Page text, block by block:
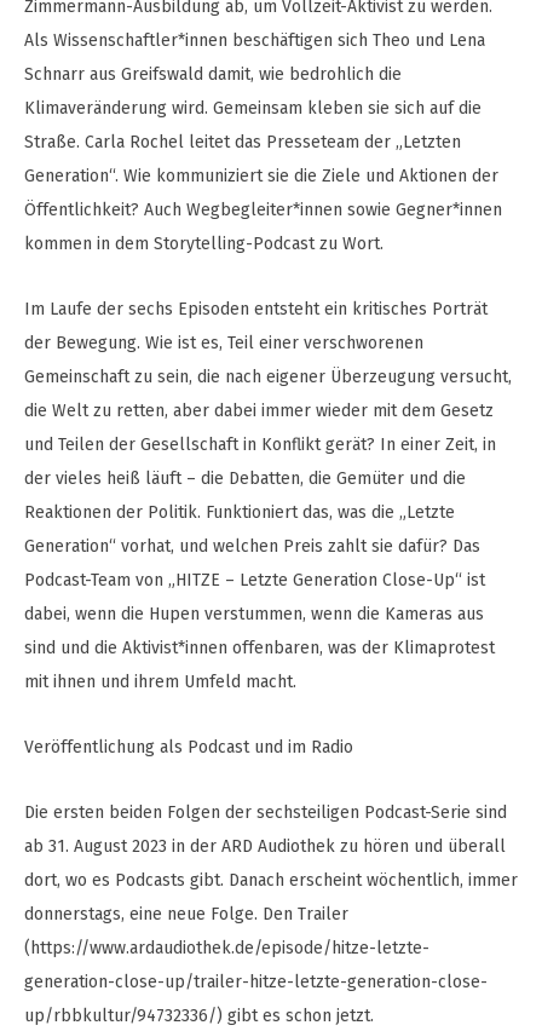
Zimmermann-Ausbildung ab, um Vollzeit-Aktivist zu werden.
Als Wissenschaftler*innen beschäftigen sich Theo und Lena
Schnarr aus Greifswald damit, wie bedrohlich die
Klimaveränderung wird. Gemeinsam kleben sie sich auf die
Straße. Carla Rochel leitet das Presseteam der „Letzten
Generation“. Wie kommuniziert sie die Ziele und Aktionen der
Öffentlichkeit? Auch Wegbegleiter*innen sowie Gegner*innen
kommen in dem Storytelling-Podcast zu Wort.
Im Laufe der sechs Episoden entsteht ein kritisches Porträt
der Bewegung. Wie ist es, Teil einer verschworenen
Gemeinschaft zu sein, die nach eigener Überzeugung versucht,
die Welt zu retten, aber dabei immer wieder mit dem Gesetz
und Teilen der Gesellschaft in Konflikt gerät? In einer Zeit, in
der vieles heiß läuft – die Debatten, die Gemüter und die
Reaktionen der Politik. Funktioniert das, was die „Letzte
Generation“ vorhat, und welchen Preis zahlt sie dafür? Das
Podcast-Team von „HITZE – Letzte Generation Close-Up“ ist
dabei, wenn die Hupen verstummen, wenn die Kameras aus
sind und die Aktivist*innen offenbaren, was der Klimaprotest
mit ihnen und ihrem Umfeld macht.
Veröffentlichung als Podcast und im Radio
Die ersten beiden Folgen der sechsteiligen Podcast-Serie sind
ab 31. August 2023 in der ARD Audiothek zu hören und überall
dort, wo es Podcasts gibt. Danach erscheint wöchentlich, immer
donnerstags, eine neue Folge. Den Trailer
(https://www.ardaudiothek.de/episode/hitze-letzte-
generation-close-up/trailer-hitze-letzte-generation-close-
up/rbbkultur/94732336/) gibt es schon jetzt.